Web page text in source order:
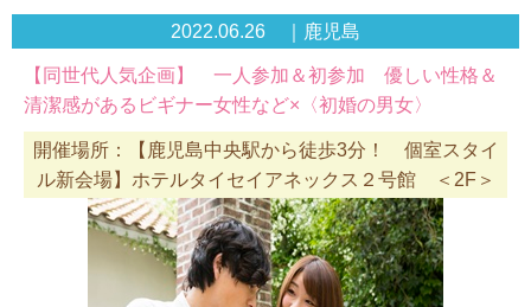
2022.06.26 ｜鹿児島
【同世代人気企画】 一人参加＆初参加 優しい性格＆
清潔感があるビギナー女性など×〈初婚の男女〉
開催場所：【鹿児島中央駅から徒歩3分！ 個室スタイ
ル新会場】ホテルタイセイアネックス２号館 ＜2F＞